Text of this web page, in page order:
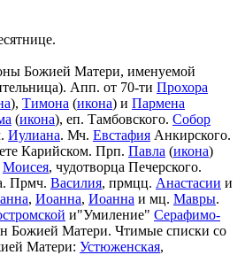
Божией Матери, именуемой
Апп. от 70-ти Прохора
), Тимона (икона) и Пармена
(икона), еп. Тамбовского. Собор
Иулиана. Мч. Евстафия Анкирского.
Карийском. Прп. Павла (икона)
Моисея, чудотворца Печерского.
Прмч. Василия, прмцц. Анастасии и
, Иоанна, Иоанна и мц. Мавры.
и"Умиление" Серафимо-
Божией Матери. Чтимые списки со
Матери: Устюженская,